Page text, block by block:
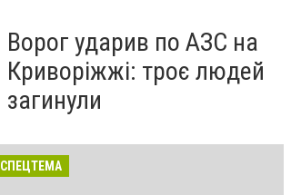
Ворог ударив по АЗС на
Криворіжжі: троє людей
загинули
СПЕЦТЕМА